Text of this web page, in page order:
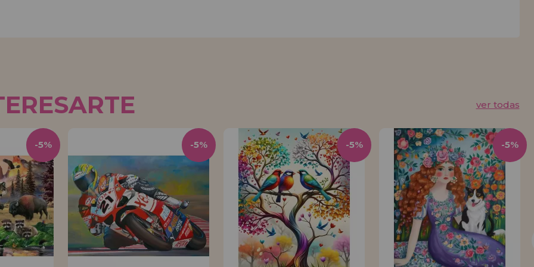
ver todas
-5% -5% -5% -5%